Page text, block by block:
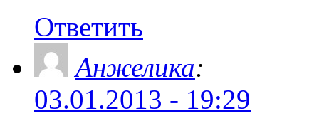
Ответить
Анжелика:
03.01.2013 - 19:29